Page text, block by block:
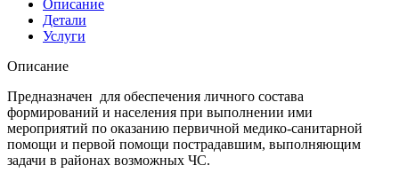
Описание
Детали
Услуги
Описание
Предназначен для обеспечения личного состава
формирований и населения при выполнении ими
мероприятий по оказанию первичной медико-санитарной
помощи и первой помощи пострадавшим, выполняющим
задачи в районах возможных ЧС.